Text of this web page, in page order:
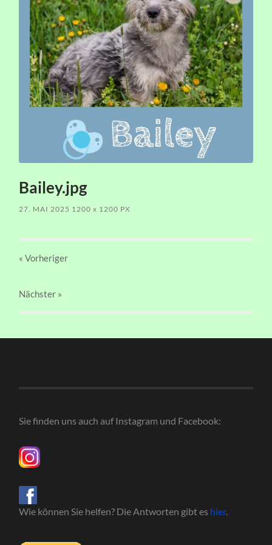
Bailey.jpg
27. MAI 2025 1200x 1200 PX
« Vorheriger
Nächster »
Sie finden uns auch auf Instagram und Facebook:
Wie können Sie helfen? Die Antworten gibt es hier.